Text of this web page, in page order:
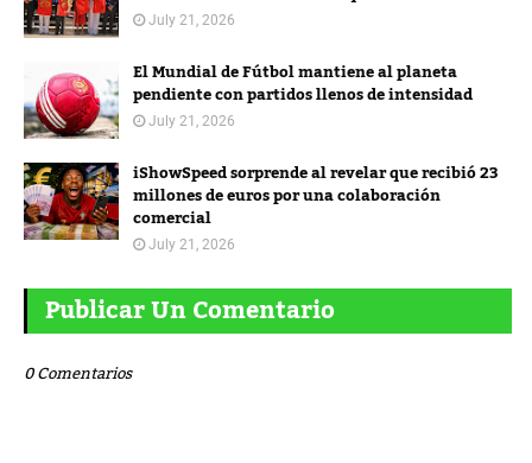
July 21, 2026
El Mundial de Fútbol mantiene al planeta
pendiente con partidos llenos de intensidad
July 21, 2026
iShowSpeed sorprende al revelar que recibió 23
millones de euros por una colaboración
comercial
July 21, 2026
Publicar Un Comentario
0 Comentarios